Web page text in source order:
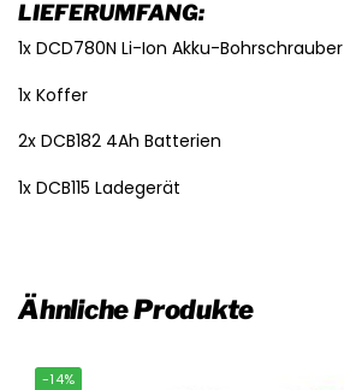
LIEFERUMFANG:
1x DCD780N Li-Ion Akku-Bohrschrauber
1x Koffer
2x DCB182 4Ah Batterien
1x DCB115 Ladegerät
Ähnliche Produkte
-14%